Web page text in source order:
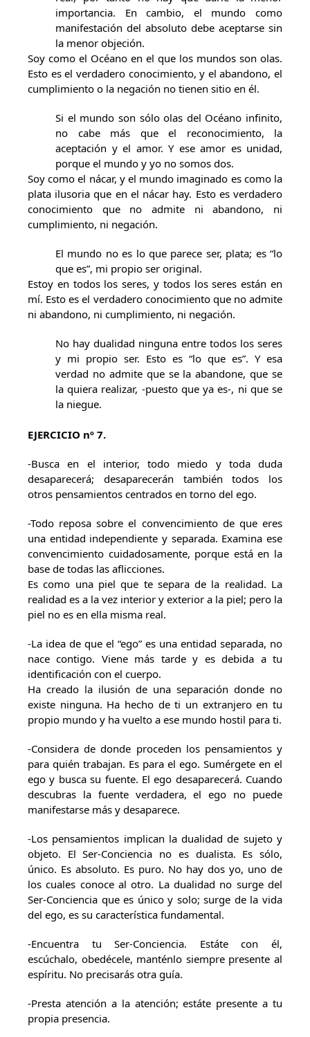
importancia. En cambio, el mundo como
manifestación del absoluto debe aceptarse sin
la menor objeción.
Soy como el Océano en el que los mundos son olas.
Esto es el verdadero conocimiento, y el abandono, el
cumplimiento o la negación no tienen sitio en él.
Si el mundo son sólo olas del Océano infinito,
no cabe más que el reconocimiento, la
aceptación y el amor. Y ese amor es unidad,
porque el mundo y yo no somos dos.
Soy como el nácar, y el mundo imaginado es como la
plata ilusoria que en el nácar hay. Esto es verdadero
conocimiento que no admite ni abandono, ni
cumplimiento, ni negación.
El mundo no es lo que parece ser, plata; es “lo
que es”, mi propio ser original.
Estoy en todos los seres, y todos los seres están en
mí. Esto es el verdadero conocimiento que no admite
ni abandono, ni cumplimiento, ni negación.
No hay dualidad ninguna entre todos los seres
y mi propio ser. Esto es “lo que es”. Y esa
verdad no admite que se la abandone, que se
la quiera realizar, -puesto que ya es-, ni que se
la niegue.
EJERCICIO nº 7.
-Busca en el interior, todo miedo y toda duda
desaparecerá; desaparecerán también todos los
otros pensamientos centrados en torno del ego.
-Todo reposa sobre el convencimiento de que eres
una entidad independiente y separada. Examina ese
convencimiento cuidadosamente, porque está en la
base de todas las aflicciones.
Es como una piel que te separa de la realidad. La
realidad es a la vez interior y exterior a la piel; pero la
piel no es en ella misma real.
-La idea de que el “ego” es una entidad separada, no
nace contigo. Viene más tarde y es debida a tu
identificación con el cuerpo.
Ha creado la ilusión de una separación donde no
existe ninguna. Ha hecho de ti un extranjero en tu
propio mundo y ha vuelto a ese mundo hostil para ti.
-Considera de donde proceden los pensamientos y
para quién trabajan. Es para el ego. Sumérgete en el
ego y busca su fuente. El ego desaparecerá. Cuando
descubras la fuente verdadera, el ego no puede
manifestarse más y desaparece.
-Los pensamientos implican la dualidad de sujeto y
objeto. El Ser-Conciencia no es dualista. Es sólo,
único. Es absoluto. Es puro. No hay dos yo, uno de
los cuales conoce al otro. La dualidad no surge del
Ser-Conciencia que es único y solo; surge de la vida
del ego, es su característica fundamental.
-Encuentra tu Ser-Conciencia. Estáte con él,
escúchalo, obedécele, manténlo siempre presente al
espíritu. No precisarás otra guía.
-Presta atención a la atención; estáte presente a tu
propia presencia.